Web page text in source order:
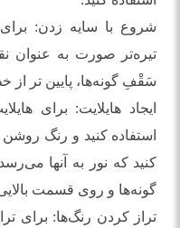
شروع با سایه زدن:
تیره‌تر صورت به عنوان
سَقْفِ گونه‌ها، پایین تر
ایجاد هایلایت: برای
استفاده کنید و رنگ
کنید که نور به آنها
گونه‌ها و روی قسمت
تراز کردن رنگ‌ها: برای